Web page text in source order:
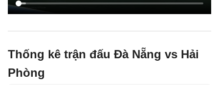
Thống kê trận đấu Đà Nẵng vs Hải
Phòng